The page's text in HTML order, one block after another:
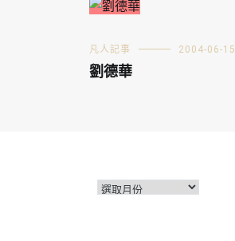
凡人記事 2004-06-15
劉德華
彙